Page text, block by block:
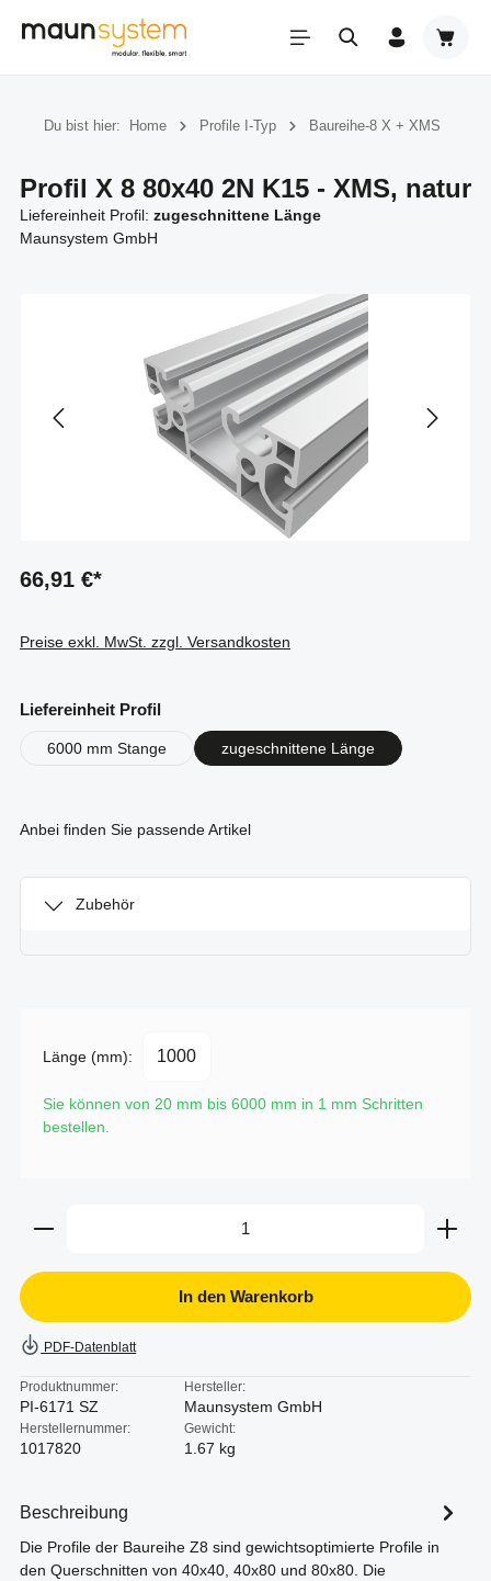
Zum Hauptinhalt springen
Du bist hier: Home Profile I-Typ Baureihe-8 X + XMS
Profil X 8 80x40 2N K15 - XMS, natur
Liefereinheit Profil: zugeschnittene Länge
Maunsystem GmbH
66,91 €*
Preise exkl. MwSt. zzgl. Versandkosten
Liefereinheit Profilauswählen
6000 mm Stange zugeschnittene Länge
Anbei finden Sie passende Artikel
Zubehör
Länge (mm):
Sie können von 20 mm bis 6000 mm in 1 mm Schritten
bestellen.
Produkt Anzahl: Gib den gewünschten Wert ein
In den Warenkorb
PDF-Datenblatt
Produktnummer:
PI-6171 SZ
Hersteller:
Maunsystem GmbH
Herstellernummer:
1017820
Gewicht:
1.67 kg
Beschreibung
Die Profile der Baureihe Z8 sind gewichtsoptimierte Profile in
den Querschnitten von 40x40, 40x80 und 80x80. Die